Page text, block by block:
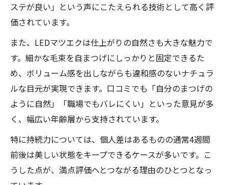
ステが良い」という声にこたえられる技術として高く評
価されています。
また、LEDマツエクは仕上がりの自然さも大きな魅力で
す。細かな毛束を自まつげにしっかりと固定できるた
め、ボリューム感を出しながらも違和感のないナチュラ
ルな目元が実現できます。口コミでも「自分のまつげの
ように自然」「職場でもバレにくい」といった意見が多
く、幅広い年齢層から支持されています。
特に持続力については、個人差はあるものの通常4週間
前後は美しい状態をキープできるケースが多いです。こ
うした点が、満点評価へとつながる理由のひとつとなっ